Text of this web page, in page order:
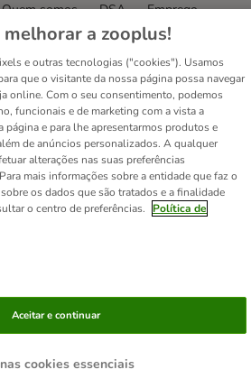
Quem somos DSA
Emprego
Corporativoa zooplus!
e outras tecnologias ("cookies"). Usamos
que o visitante da nossa página possa navegar
online. Com o seu consentimento, podemos
funcionais e de marketing com a vista a
página e para lhe apresentarmos produtos e
de anúncios personalizados. A qualquer
alterações nas suas preferências
mais informações sobre a entidade que faz o
os dados que são tratados e a finalidade
o centro de preferências.
Política de
cookies essenciais
Aceitar e continuar